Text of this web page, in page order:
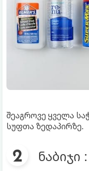
შეაგროვე ყველა
სუფთა ზედაპირზე.
ნაბიჯი